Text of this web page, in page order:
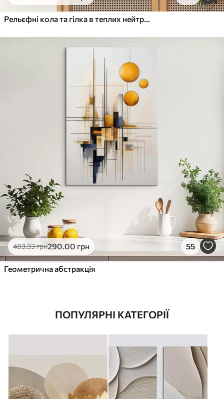
Рельєфні кола та гілка в теплих нейтральних тонах
483.33грн290.00 грн 55
Геометрична абстракція
ПОПУЛЯРНІ КАТЕГОРІЇ